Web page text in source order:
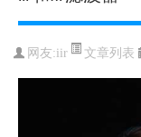
网友:iir 文章列表